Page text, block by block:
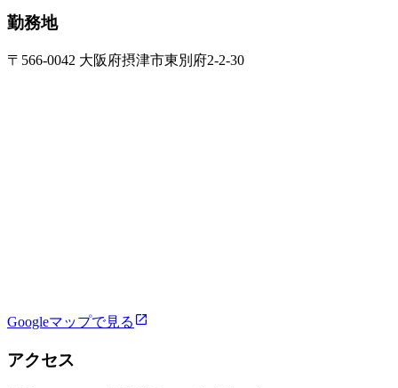
勤務地
〒566-0042 大阪府摂津市東別府2-2-30
Googleマップで見る
アクセス